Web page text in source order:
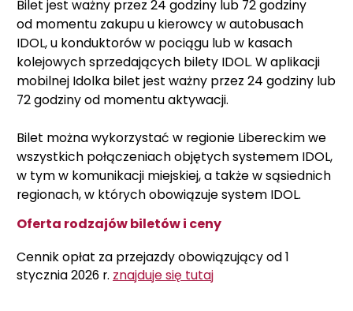
Bilet jest ważny przez 24 godziny lub 72 godziny
od momentu zakupu u kierowcy w autobusach
IDOL, u konduktorów w pociągu lub w kasach
kolejowych sprzedających bilety IDOL. W aplikacji
mobilnej Idolka bilet jest ważny przez 24 godziny lub
72 godziny od momentu aktywacji.
Bilet można wykorzystać w regionie Libereckim we
wszystkich połączeniach objętych systemem IDOL,
w tym w komunikacji miejskiej, a także w sąsiednich
regionach, w których obowiązuje system IDOL.
Oferta rodzajów biletów i ceny
Cennik opłat za przejazdy obowiązujący od 1
stycznia 2026 r. znajduje się tutaj